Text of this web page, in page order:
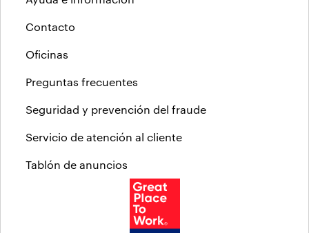
Contacto
Oficinas
Preguntas frecuentes
Seguridad y prevención del fraude
Servicio de atención al cliente
Tablón de anuncios